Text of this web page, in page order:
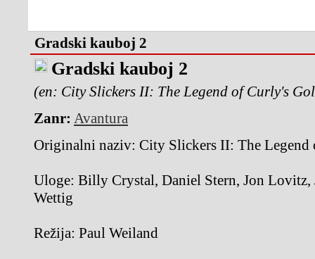
Gradski kauboj 2
Gradski kauboj 2
(en: City Slickers II: The Legend of Curly's
Zanr: Avantura
Originalni naziv: City Slickers II: The
Uloge: Billy Crystal, Daniel Stern, Jon Lovitz,
Wettig
Režija: Paul Weiland